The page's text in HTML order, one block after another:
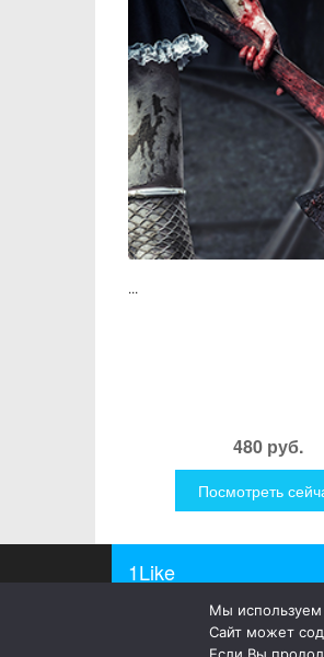
...
480 руб.
Посмотреть
1Like
1Like– это
Мы используем
Сайт может